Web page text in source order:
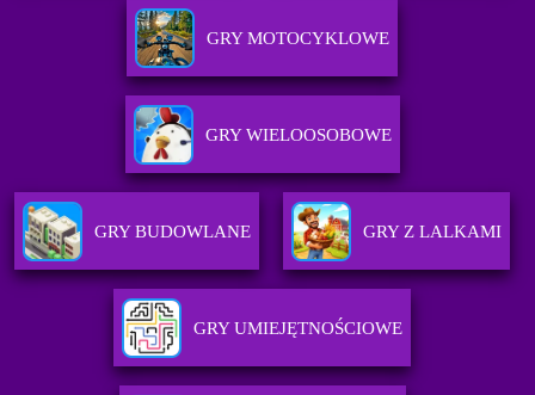
GRY MOTOCYKLOWE
GRY WIELOOSOBOWE
GRY BUDOWLANE GRY Z LALKAMI
GRY UMIEJĘTNOŚCIOWE